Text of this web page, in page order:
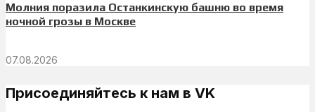
Молния поразила Останкинскую башню во время
ночной грозы в Москве
07.08.2026
Присоединяйтесь к нам в VK